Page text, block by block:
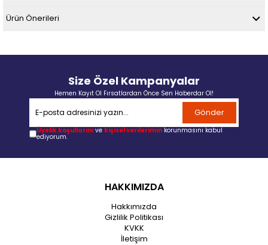
Ürün Önerileri
Size Özel Kampanyalar
Hemen Kayıt Ol Fırsatlardan Önce Sen Haberdar Ol!
Gönder
Üyelik koşullarını ve kişisel verilerimin korunmasını kabul
ediyorum.
HAKKIMIZDA
Hakkımızda
Gizlilik Politikası
KVKK
İletişim